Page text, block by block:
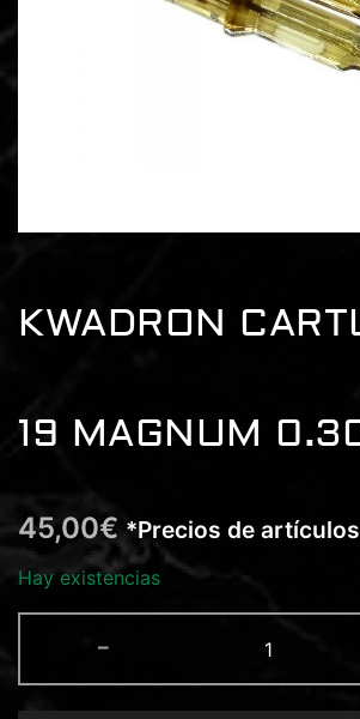
KWADRON
19 MAGNUM
45,00€ *Precios de
Hay existencias
-
19
MAGNUM
0.30